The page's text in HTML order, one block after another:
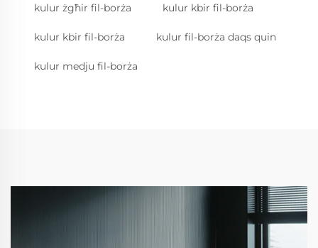
kulur żgħir fil-borża kulur kbir fil-borża
kulur kbir fil-borża kulur fil-borża daqs quin
kulur medju fil-borża